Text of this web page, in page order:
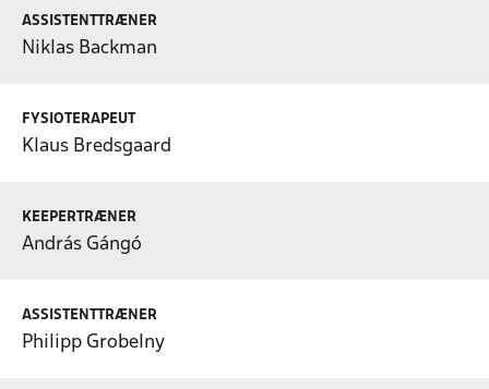
ASSISTENTTRÆNER
Niklas Backman
FYSIOTERAPEUT
Klaus Bredsgaard
KEEPERTRÆNER
András Gángó
ASSISTENTTRÆNER
Philipp Grobelny